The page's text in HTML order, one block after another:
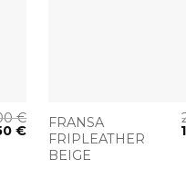
€
€
FRANSA
FRIPLEATHER
BEIGE